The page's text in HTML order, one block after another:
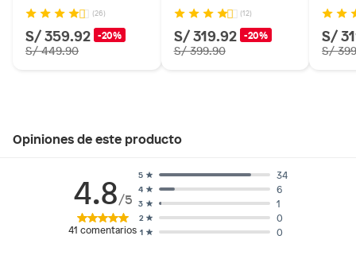
¡Saga Falabella tiene los mejores zapatos para hombre!
Nuestra gama de zapatos está diseñada para ofrecer
(26)
S/ 359.92 -20%
S/ 449.90
(12)
S/ 319.92 -20%
S/ 399.90
S/
S/
Opiniones de este producto
4.8/5
41 comentarios 1 0
2 0
3 1
4 6
5 34